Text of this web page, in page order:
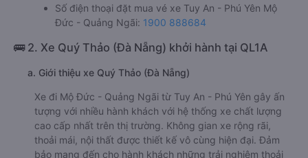
Số điện thoại đặt mua vé xe Tuy An - Phú Yên Mộ
Đức - Quảng Ngãi: 1900 888684
🚌 2. Xe Quý Thảo (Đà Nẵng) khởi hành tại QL1A
a. Giới thiệu xe Quý Thảo (Đà Nẵng)
Xe đi Mộ Đức - Quảng Ngãi từ Tuy An - Phú Yên gây ấn
tượng với nhiều hành khách với hệ thống xe chất lượng
cao cấp nhất trên thị trường. Không gian xe rộng rãi,
thoải mái, nội thất được thiết kế vô cùng hiện đại. Đảm
bảo mang đến cho hành khách những trải nghiệm thoải